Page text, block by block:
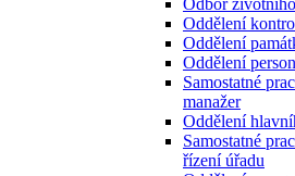
Odbor
Oddělení
Oddělení
Oddělení
Samostatné
manažer
Oddělení
Samostatné
řízení úřadu